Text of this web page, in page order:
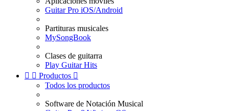
Guitar Pro iOS/Android
Partituras musicales
MySongBook
Clases de guitarra
Play Guitar Hits
  Productos 
Todos los productos
Software de Notación Musical